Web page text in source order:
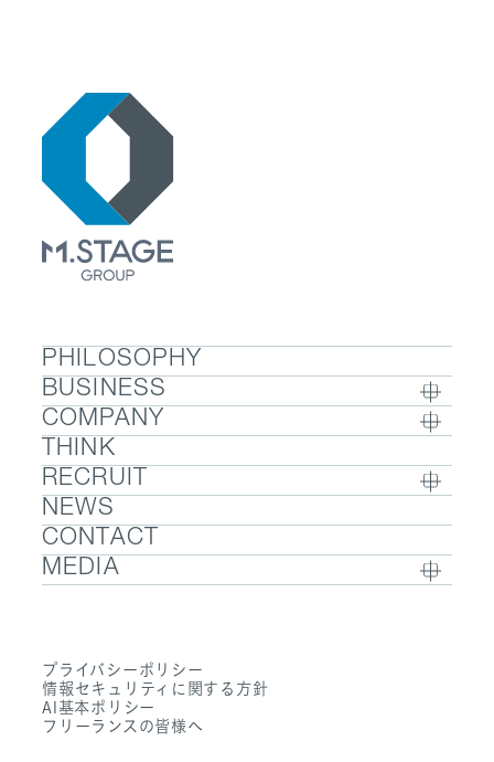
PHILOSOPHY
BUSINESS
BUSINESS TOP
- ウェルビーイング
- 医療人材
- 医業承継M&A
COMPANY
COMPANY TOP / グループ代表挨拶・会社概
要
- グループ企業一覧・事業拠点
- 数字で見るエムステージグループ
THINK
RECRUIT
RECRUIT TOP
- 採用メッセージ
- 社内制度
- 働く環境
- FAQ
NEWS
CONTACT
MEDIA
- Dr. アルなび
プライバシーポリシー
情報セキュリティに関する方針
AI基本ポリシー
フリーランスの皆様へ